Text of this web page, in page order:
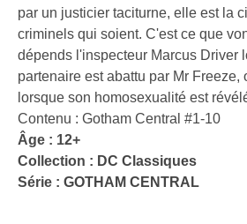
par un justicier taciturne, elle est la
criminels qui soient. C'est ce que
dépends l'inspecteur Marcus Driver
partenaire est abattu par Mr Freeze,
lorsque son homosexualité est
Contenu : Gotham Central #1-10
Âge : 12+
Collection : DC Classiques
Série : GOTHAM CENTRAL